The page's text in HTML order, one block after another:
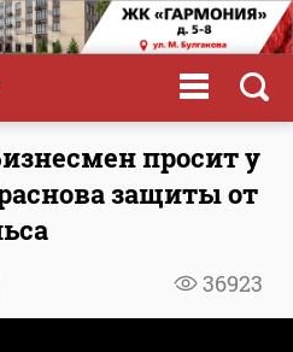
просит у
защиты от
36923